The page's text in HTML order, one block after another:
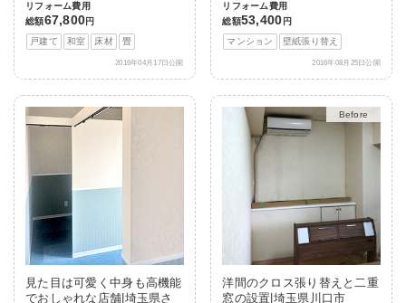
リフォーム費用
総額67,800円
戸建て
和室 床材 畳
2016年04月17日公開
リフォーム費用
総額53,400 円
マンション
壁紙張り替え
2016年08月25日公開
見た目は可愛く中身も高機能
でおしゃれな店舗|埼玉県さ
After
洋間のクロス張り替えと二重
窓の設置|埼玉県川口市